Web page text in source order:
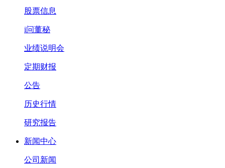
股票信息
i问董秘
业绩说明会
定期财报
公告
历史行情
研究报告
新闻中心
公司新闻